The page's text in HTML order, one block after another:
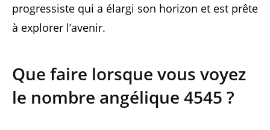
progressiste qui a élargi son horizon et est prête
à explorer l’avenir.
Que faire lorsque vous voyez
le nombre angélique 4545 ?